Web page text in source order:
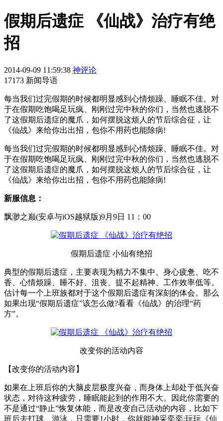
假期后遗症 《仙战》治疗有绝
招
2014-09-09 11:59:38 神评论
17173 新闻导语
每当我们过完假期的时候都明显感到心情烦躁、睡眠不佳。对
于在假期吃饱喝足玩疯、刚刚过完中秋的你们，当然也逃脱不
了这假期后遗症的魔爪，如何摆脱这烦人的节后综合征，让
《仙战》来给你出出招，包你不用药也能除病!
每当我们过完假期的时候都明显感到心情烦躁、睡眠不佳。对
于在假期吃饱喝足玩疯、刚刚过完中秋的你们，当然也逃脱不
了这假期后遗症的魔爪，如何摆脱这烦人的节后综合征，让
《仙战》来给你出出招，包你不用药也能除病!
新服信息：
飘渺之巅(安卓与iOS越狱版)9月9日 11：00
假期后遗症 小仙有绝招
典型的假期后遗症，主要表现为精力不集中、身心疲惫、吃不
香、心情烦躁、睡不好、沮丧、提不起精神、工作效率低等。
估计每一个上班族都对于这个假期后遗症有深刻的体会。那么
如果出现“假期后遗症”该怎么做?看看《仙战》的治理“药
方”。
改变你的活动内容
【改变你的活动内容】
如果在上班后你的大脑皮层极度兴奋，而身体上却处于低兴奋
状态，对待这种疲劳，睡眠能起到的作用不大。因此你需要的
不是通过“静止”恢复体能，而是改变自己活动的内容，比如下
班后去打球、游泳，只需要1小时，你就能神采奕奕;玩玩《仙